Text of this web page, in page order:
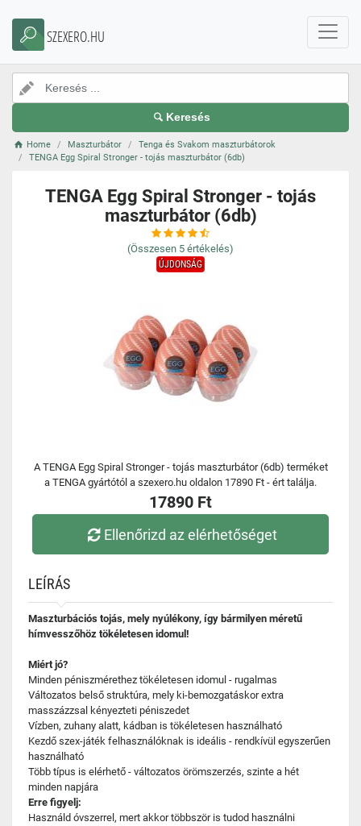
SZEXERO.HU
Keresés
Home Maszturbátor
Tenga és Svakom maszturbátorok
TENGA Egg Spiral Stronger - tojás maszturbátor (6db)
TENGA Egg Spiral Stronger - tojás
maszturbátor (6db)
(Összesen 5 értékelés)
ÚJDONSÁG
A TENGA Egg Spiral Stronger - tojás maszturbátor (6db) terméket
a TENGA gyártótól a szexero.hu oldalon 17890 Ft - ért találja.
17890 Ft
Ellenőrizd az elérhetőséget
LEÍRÁS
Maszturbációs tojás, mely nyúlékony, így bármilyen méretű
hímvesszőhöz tökéletesen idomul!
Miért jó?
Minden péniszmérethez tökéletesen idomul - rugalmas
Változatos belső struktúra, mely ki-bemozgatáskor extra
masszázzsal kényezteti péniszedet
Vízben, zuhany alatt, kádban is tökéletesen használható
Kezdő szex-játék felhasználóknak is ideális - rendkívül egyszerűen
használható
Több típus is elérhető - változatos örömszerzés, szinte a hét
minden napjára
Erre figyelj:
Használd óvszerrel, mert akkor többször is tudod használni